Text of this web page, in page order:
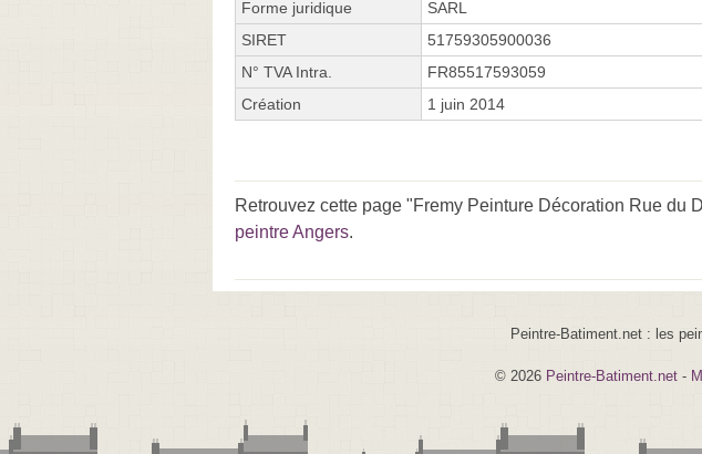
Forme juridique
SARL
SIRET
51759305900036
N° TVA Intra.
FR85517593059
Création
1 juin 2014
Retrouvez cette page "Fremy Peinture Décoration Rue du
peintre Angers.
Peintre-Batiment.net : les
© 2026 Peintre-Batiment.net -